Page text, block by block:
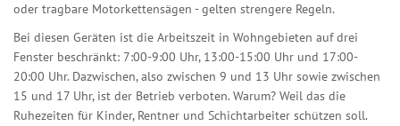
oder tragbare Motorkettensägen - gelten strengere Regeln.
Bei diesen Geräten ist die Arbeitszeit in Wohngebieten auf drei
Fenster beschränkt: 7:00-9:00 Uhr, 13:00-15:00 Uhr und 17:00-
20:00 Uhr. Dazwischen, also zwischen 9 und 13 Uhr sowie zwischen
15 und 17 Uhr, ist der Betrieb verboten. Warum? Weil das die
Ruhezeiten für Kinder, Rentner und Schichtarbeiter schützen soll.